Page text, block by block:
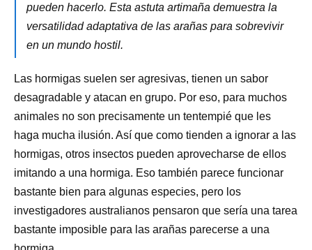
pueden hacerlo. Esta astuta artimaña demuestra la
versatilidad adaptativa de las arañas para sobrevivir
en un mundo hostil.
Las hormigas suelen ser agresivas, tienen un sabor
desagradable y atacan en grupo. Por eso, para muchos
animales no son precisamente un tentempié que les
haga mucha ilusión. Así que como tienden a ignorar a las
hormigas, otros insectos pueden aprovecharse de ellos
imitando a una hormiga. Eso también parece funcionar
bastante bien para algunas especies, pero los
investigadores australianos pensaron que sería una tarea
bastante imposible para las arañas parecerse a una